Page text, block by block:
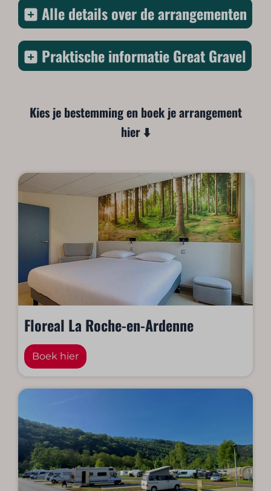
Alle details over de arrangementen
Praktische informatie Great Gravel
Kies je bestemming en boek je arrangement
hier ⬇️
Floreal La Roche-en-Ardenne
Boek hier